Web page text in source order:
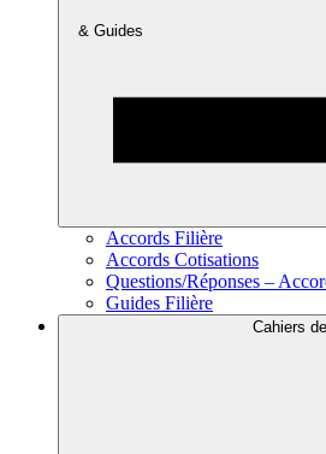
& Guides
Accords Filière
Accords Cotisations
Questions/Réponses –
Guides Filière
Cahiers